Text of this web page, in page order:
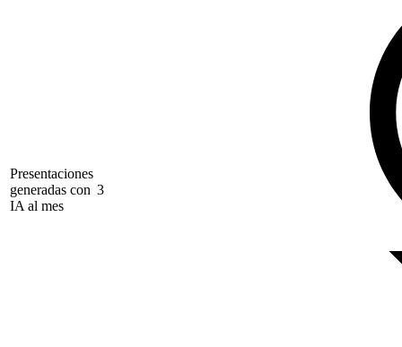
Presentaciones
generadas con
IA al mes
3